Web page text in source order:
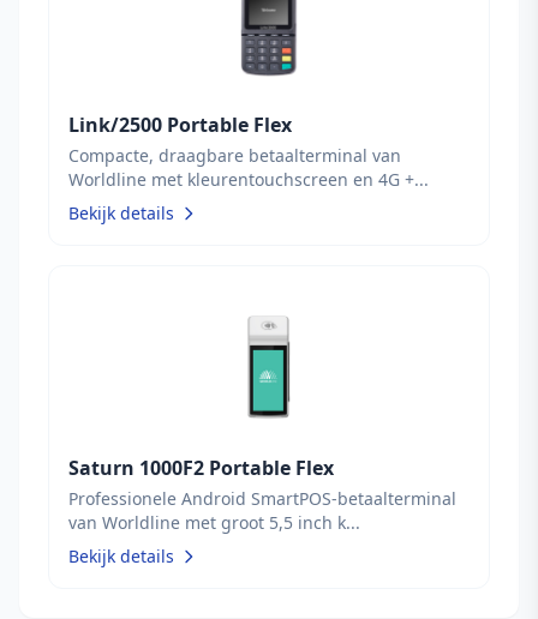
Link/2500 Portable Flex
Compacte, draagbare betaalterminal van
Worldline met kleurentouchscreen en 4G +...
Bekijk details
Saturn 1000F2 Portable Flex
Professionele Android SmartPOS-betaalterminal
van Worldline met groot 5,5 inch k...
Bekijk details